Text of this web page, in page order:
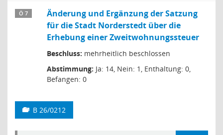
Ö 7
Änderung und Ergänzung der Satzung
für die Stadt Norderstedt über die
Erhebung einer Zweitwohnungssteuer
Beschluss: mehrheitlich beschlossen
Abstimmung: Ja: 14, Nein: 1, Enthaltung: 0,
Befangen: 0
B 26/0212